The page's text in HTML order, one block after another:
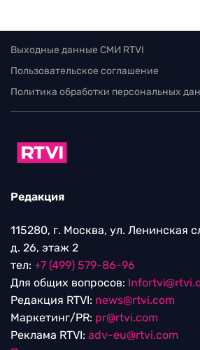
Выходные данные СМИ RTVI
Пользовательское соглашение
Политика обработки персональных
Редакция
115280, г. Москва, ул. Ленинская
д. 26, этаж 2
тел: +7 (499) 579-86-96
Для общих вопросов:
Редакция RTVI: news@rtvi.com
Маркетинг/PR: pr@rtvi.com
Реклама RTVI: adv-eu@rtvi.com